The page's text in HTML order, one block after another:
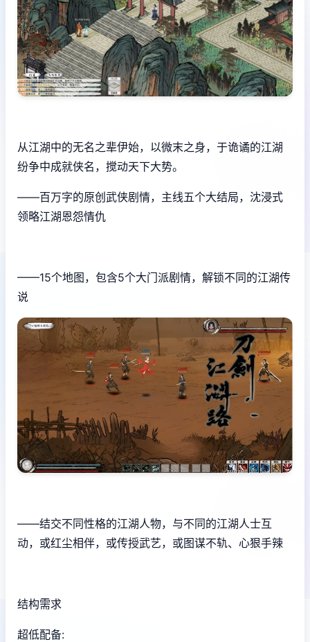
从江湖中的无名之辈伊始，以微末之身，于诡谲的江湖
纷争中成就侠名，搅动天下大势。
——百万字的原创武侠剧情，主线五个大结局，沈浸式
领略江湖恩怨情仇
——15个地图，包含5个大门派剧情，解锁不同的江湖传
说
——结交不同性格的江湖人物，与不同的江湖人士互
动，或红尘相伴，或传授武艺，或图谋不轨、心狠手辣
结构需求
超低配备: